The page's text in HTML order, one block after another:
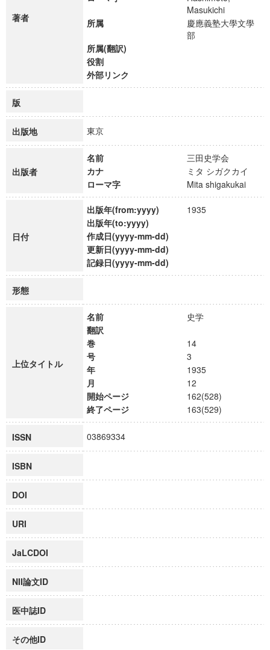
著者
Masukichi
所属
慶應義塾大學文學
部
所属(翻訳)
役割
外部リンク
版
出版地 東京
出版者
名前
三田史学会
カナ
ミタ シガクカイ
ローマ字
Mita shigakukai
日付
出版年(from:yyyy)
1935
出版年(to:yyyy)
作成日(yyyy-mm-dd)
更新日(yyyy-mm-dd)
記録日(yyyy-mm-dd)
形態
上位タイトル
名前
史学
翻訳
巻
14
号
3
年
1935
月
12
開始ページ
162(528)
終了ページ
163(529)
ISSN 03869334
ISBN
DOI
URI
JaLCDOI
NII論文ID
医中誌ID
その他ID